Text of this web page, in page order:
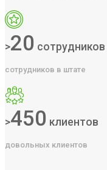
>20 сотрудников
сотрудников в штате
>450 клиентов
довольных клиентов